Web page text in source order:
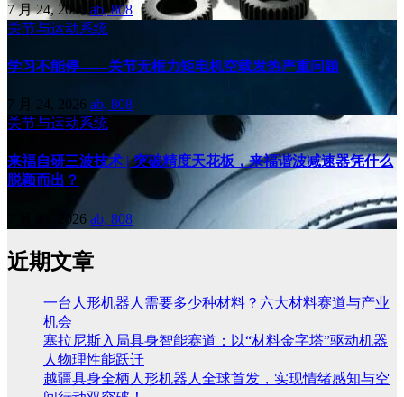
7 月 24, 2026 ab, 808
关节与运动系统
学习不能停——关节无框力矩电机空载发热严重问题
7 月 24, 2026 ab, 808
关节与运动系统
来福自研三波技术 | 突破精度天花板，来福谐波减速器凭什么
脱颖而出？
7 月 15, 2026 ab, 808
近期文章
一台人形机器人需要多少种材料？六大材料赛道与产业
机会
塞拉尼斯入局具身智能赛道：以“材料金字塔”驱动机器
人物理性能跃迁
越疆具身全栖人形机器人全球首发，实现情绪感知与空